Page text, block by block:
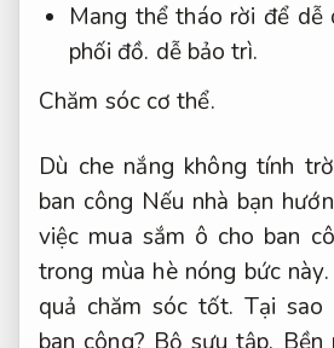
Mang thể tháo rời để dễ
phối đồ. dễ bảo trì.
Chăm sóc cơ thể.
Dù che nắng không tính
ban công Nếu nhà bạn
việc mua sắm ô cho ban
trong mùa hè nóng bức này.
quả chăm sóc tốt. Tại sao
ban công? Bộ sưu tập. Bền